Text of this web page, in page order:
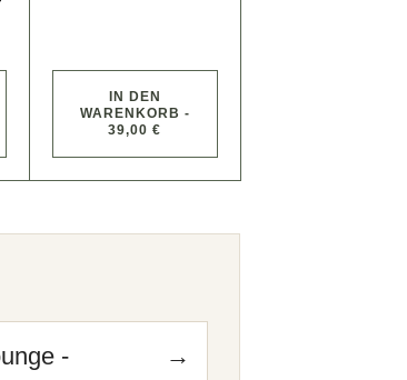
IN DEN
WARENKORB -
39,00 €
-
→